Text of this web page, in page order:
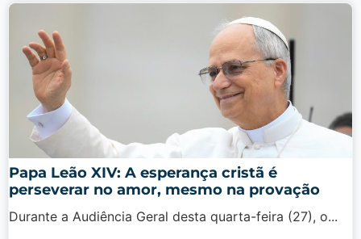
Papa Leão XIV: A esperança cristã é
perseverar no amor, mesmo na provação
Durante a Audiência Geral desta quarta-feira (27), o...